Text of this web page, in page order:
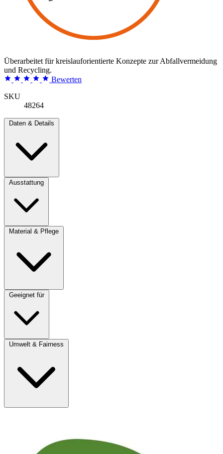
Überarbeitet für kreislauforientierte Konzepte zur Abfallvermeidung
und Recycling.
Bewerten
SKU
48264
Daten & Details
Ausstattung
Material & Pflege
Geeignet für
Umwelt & Fairness